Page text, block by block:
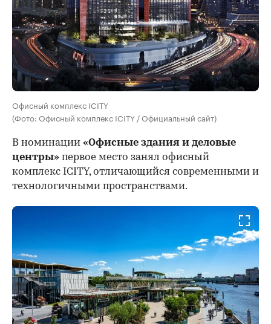
Офисный комплекс ICITY
(Фото: Офисный комплекс ICITY / Официальный сайт)
В номинации «Офисные здания и деловые
центры» первое место занял офисный
комплекс ICITY, отличающийся современными и
технологичными пространствами.